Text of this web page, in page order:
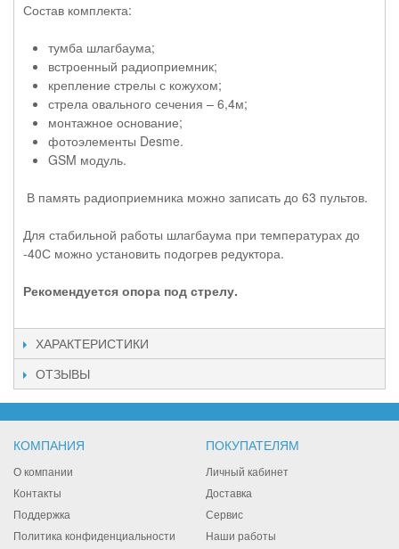
Состав комплекта:
тумба шлагбаума;
встроенный радиоприемник;
крепление стрелы с кожухом;
стрела овального сечения – 6,4м;
монтажное основание;
фотоэлементы Desme.
GSM модуль.
В память радиоприемника можно записать до 63 пультов.
Для стабильной работы шлагбаума при температурах до
-40С можно установить подогрев редуктора.
Рекомендуется опора под стрелу.
ХАРАКТЕРИСТИКИ
ОТЗЫВЫ
КОМПАНИЯ
О компании
Контакты
Поддержка
Политика конфиденциальности
ПОКУПАТЕЛЯМ
Личный кабинет
Доставка
Сервис
Наши работы